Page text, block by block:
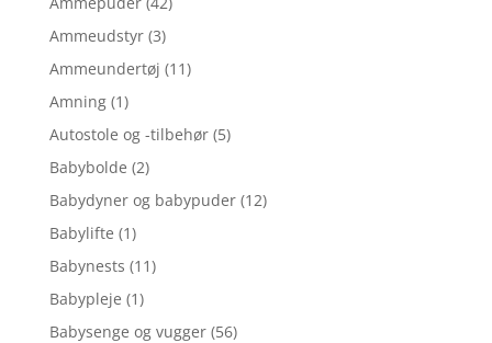
Ammeudstyr (3)
Ammeundertøj (11)
Amning (1)
Autostole og -tilbehør (5)
Babybolde (2)
Babydyner og babypuder (12)
Babylifte (1)
Babynests (11)
Babypleje (1)
Babysenge og vugger (56)